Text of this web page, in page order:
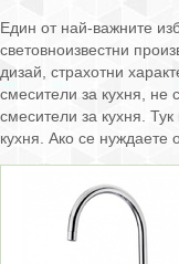
Един от най-важните
световноизвестни
дизай, страхотни
смесители за кухня, не
смесители за кухня.
кухня. Ако се нуждаете